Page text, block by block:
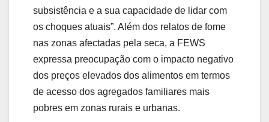
subsistência e a sua capacidade de lidar com
os choques atuais”. Além dos relatos de fome
nas zonas afectadas pela seca, a FEWS
expressa preocupação com o impacto negativo
dos preços elevados dos alimentos em termos
de acesso dos agregados familiares mais
pobres em zonas rurais e urbanas.